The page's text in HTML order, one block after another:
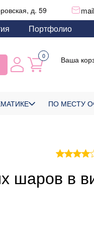
д. 59
Портфолио
0 Ваша
ПО МЕСТУ
шаров в